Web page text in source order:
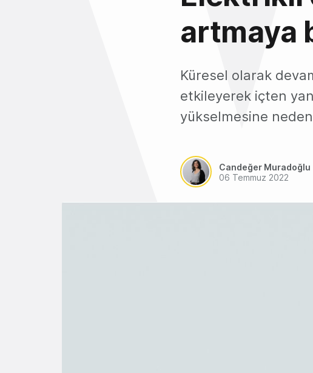
artmaya
Küresel olarak
etkileyerek içten
yükselmesine
Candeğer Muradoğlu
06 Temmuz 2022